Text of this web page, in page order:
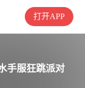
打开APP
手服狂跳派对